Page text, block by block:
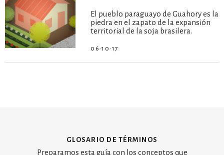
El pueblo paraguayo de Guahory es la
piedra en el zapato de la expansión
territorial de la soja brasilera.
06·10·17
glosario de términos
Preparamos esta guía con los conceptos que